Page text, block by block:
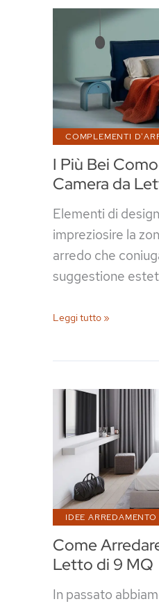
Moderni
I Più Bei
Camera da
COMPLEMENTI
Elementi di
impreziosire la
arredo che
suggestione
I
Bei
per
la
Camera
da
Letto
Leggi tutto »
Come
Letto di 9 MQ
IDEE
In passato